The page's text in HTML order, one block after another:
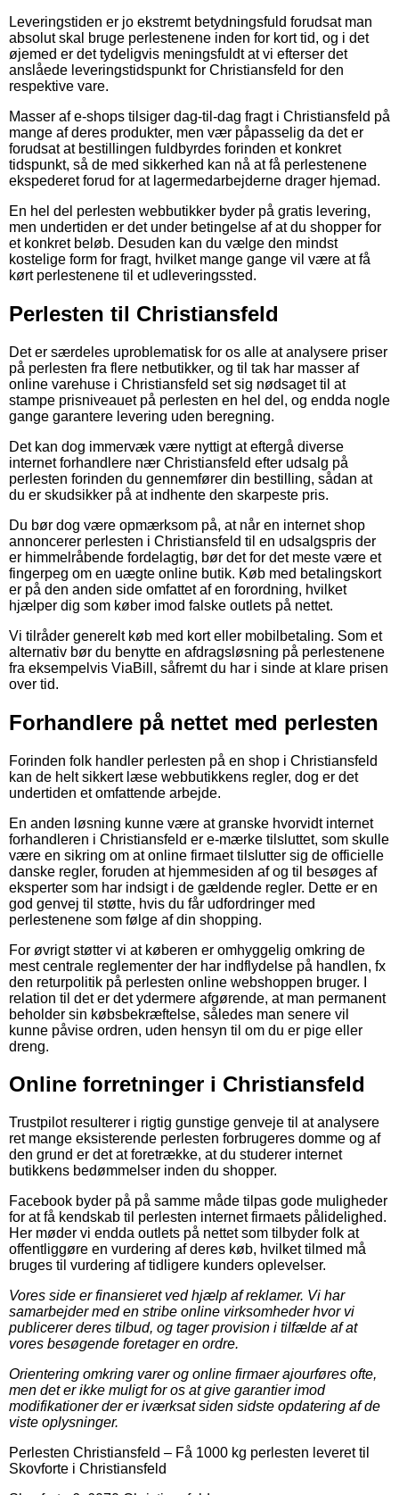
Leveringstiden er jo ekstremt betydningsfuld forudsat man
absolut skal bruge perlestenene inden for kort tid, og i det
øjemed er det tydeligvis meningsfuldt at vi efterser det
anslåede leveringstidspunkt for Christiansfeld for den
respektive vare.
Masser af e-shops tilsiger dag-til-dag fragt i Christiansfeld på
mange af deres produkter, men vær påpasselig da det er
forudsat at bestillingen fuldbyrdes forinden et konkret
tidspunkt, så de med sikkerhed kan nå at få perlestenene
ekspederet forud for at lagermedarbejderne drager hjemad.
En hel del perlesten webbutikker byder på gratis levering,
men undertiden er det under betingelse af at du shopper for
et konkret beløb. Desuden kan du vælge den mindst
kostelige form for fragt, hvilket mange gange vil være at få
kørt perlestenene til et udleveringssted.
Perlesten til Christiansfeld
Det er særdeles uproblematisk for os alle at analysere priser
på perlesten fra flere netbutikker, og til tak har masser af
online varehuse i Christiansfeld set sig nødsaget til at
stampe prisniveauet på perlesten en hel del, og endda nogle
gange garantere levering uden beregning.
Det kan dog immervæk være nyttigt at eftergå diverse
internet forhandlere nær Christiansfeld efter udsalg på
perlesten forinden du gennemfører din bestilling, sådan at
du er skudsikker på at indhente den skarpeste pris.
Du bør dog være opmærksom på, at når en internet shop
annoncerer perlesten i Christiansfeld til en udsalgspris der
er himmelråbende fordelagtig, bør det for det meste være et
fingerpeg om en uægte online butik. Køb med betalingskort
er på den anden side omfattet af en forordning, hvilket
hjælper dig som køber imod falske outlets på nettet.
Vi tilråder generelt køb med kort eller mobilbetaling. Som et
alternativ bør du benytte en afdragsløsning på perlestenene
fra eksempelvis ViaBill, såfremt du har i sinde at klare prisen
over tid.
Forhandlere på nettet med perlesten
Forinden folk handler perlesten på en shop i Christiansfeld
kan de helt sikkert læse webbutikkens regler, dog er det
undertiden et omfattende arbejde.
En anden løsning kunne være at granske hvorvidt internet
forhandleren i Christiansfeld er e-mærke tilsluttet, som skulle
være en sikring om at online firmaet tilslutter sig de officielle
danske regler, foruden at hjemmesiden af og til besøges af
eksperter som har indsigt i de gældende regler. Dette er en
god genvej til støtte, hvis du får udfordringer med
perlestenene som følge af din shopping.
For øvrigt støtter vi at køberen er omhyggelig omkring de
mest centrale reglementer der har indflydelse på handlen, fx
den returpolitik på perlesten online webshoppen bruger. I
relation til det er det ydermere afgørende, at man permanent
beholder sin købsbekræftelse, således man senere vil
kunne påvise ordren, uden hensyn til om du er pige eller
dreng.
Online forretninger i Christiansfeld
Trustpilot resulterer i rigtig gunstige genveje til at analysere
ret mange eksisterende perlesten forbrugeres domme og af
den grund er det at foretrække, at du studerer internet
butikkens bedømmelser inden du shopper.
Facebook byder på på samme måde tilpas gode muligheder
for at få kendskab til perlesten internet firmaets pålidelighed.
Her møder vi endda outlets på nettet som tilbyder folk at
offentliggøre en vurdering af deres køb, hvilket tilmed må
bruges til vurdering af tidligere kunders oplevelser.
Vores side er finansieret ved hjælp af reklamer. Vi har
samarbejder med en stribe online virksomheder hvor vi
publicerer deres tilbud, og tager provision i tilfælde af at
vores besøgende foretager en ordre.
Orientering omkring varer og online firmaer ajourføres ofte,
men det er ikke muligt for os at give garantier imod
modifikationer der er iværksat siden sidste opdatering af de
viste oplysninger.
Perlesten Christiansfeld – Få 1000 kg perlesten leveret til
Skovforte i Christiansfeld